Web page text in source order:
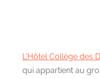
L'Hôtel Collège des
qui appartient au